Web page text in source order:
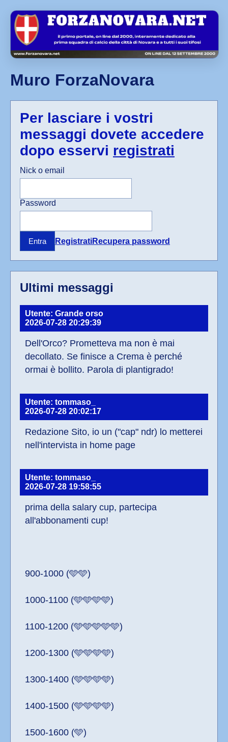
Muro ForzaNovara
Per lasciare i vostri
messaggi dovete accedere
dopo esservi registrati
Nick o email
Password
Entra RegistratiRecupera password
Ultimi messaggi
Utente: Grande orso
2026-07-28 20:29:39
Dell'Orco? Prometteva ma non è mai
decollato. Se finisce a Crema è perché
ormai è bollito. Parola di plantigrado!
Utente: tommaso_
2026-07-28 20:02:17
Redazione Sito, io un ("cap" ndr) lo metterei
nell'intervista in home page
Utente: tommaso_
2026-07-28 19:58:55
prima della salary cup, partecipa
all'abbonamenti cup!
900-1000 (🩵🩵)
1000-1100 (🩵🩵🩵🩵)
1100-1200 (🩵🩵🩵🩵🩵)
1200-1300 (🩵🩵🩵🩵)
1300-1400 (🩵🩵🩵🩵)
1400-1500 (🩵🩵🩵🩵)
1500-1600 (🩵)